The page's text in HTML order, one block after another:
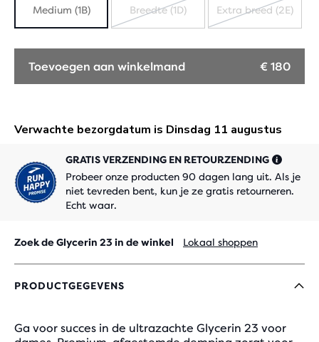
Medium (1B)
UITVERKOCHT
Breedte (1D) Extra breed (2E)
Toevoegen aan winkelmand € 180
GRATIS VERZENDING EN RETOURZENDING
Probeer onze producten 90 dagen lang uit. Als je
niet tevreden bent, kun je ze gratis retourneren.
Echt waar.
Zoek de Glycerin 23 in de winkel Lokaal shoppen
PRODUCTGEGEVENS
Ga voor succes in de ultrazachte Glycerin 23 voor